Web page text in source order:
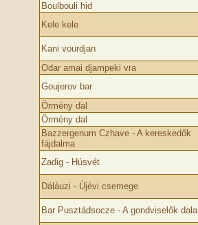
Boulbouli hid
Kele kele
Kani vourdjan
Odar amai djampeki vra
Goujerov bar
Örmény dal
Örmény dal
Bazzergenum Czhave - A kereskedők
fájdalma
Zadig - Húsvét
Dáláuzi - Újévi csemege
Bar Pusztádsocze - A gondviselők dala